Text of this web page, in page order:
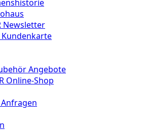
Newsletter
Kundenkarte
Angebote
Online-Shop